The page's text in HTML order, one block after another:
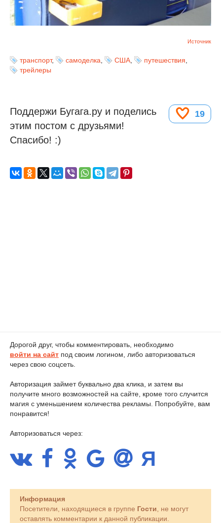
Источник
транспорт, самоделка США путешествия
трейлеры
19
Поддержи Бугага.ру и поделись
этим постом с друзьями!
Спасибо! :)
Дорогой друг, чтобы комментировать, необходимо
войти на сайт под своим логином, либо авторизоваться
через свою соцсеть.
Авторизация займет буквально два клика, и затем вы
получите много возможностей на сайте, кроме того случится
магия с уменьшением количества рекламы. Попробуйте, вам
понравится!
Авторизоваться через:
Информация
Посетители, находящиеся в группе Гости , не могут
оставлять комментарии к данной публикации.